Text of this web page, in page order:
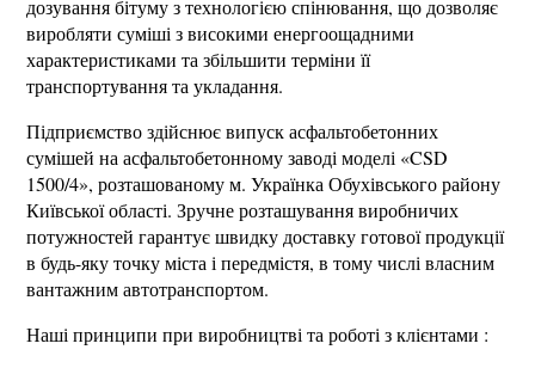
дозування бітуму з технологією спінювання, що дозволяє
виробляти суміші з високими енергоощадними
характеристиками та збільшити терміни її
транспортування та укладання.
Підприємство здійснює випуск асфальтобетонних
сумішей на асфальтобетонному заводі моделі «CSD
1500/4», розташованому м. Українка Обухівського району
Київської області. Зручне розташування виробничих
потужностей гарантує швидку доставку готової продукції
в будь-яку точку міста і передмістя, в тому числі власним
вантажним автотранспортом.
Наші принципи при виробництві та роботі з клієнтами :